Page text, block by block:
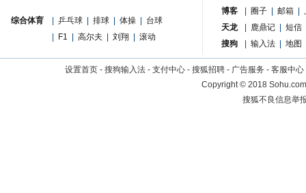
综合体育 乒乓球 排球 体操
台球
F1 高尔夫 刘翔 滚动
博客 圈子 邮箱
天龙
鹿鼎记
短信
搜狗
输入法 地图
设置首页 - 搜狗输入法 - 支付中心 - 搜狐招聘 - 广告服务 - 客服中心
Copyright©2018
搜狐不良信息举